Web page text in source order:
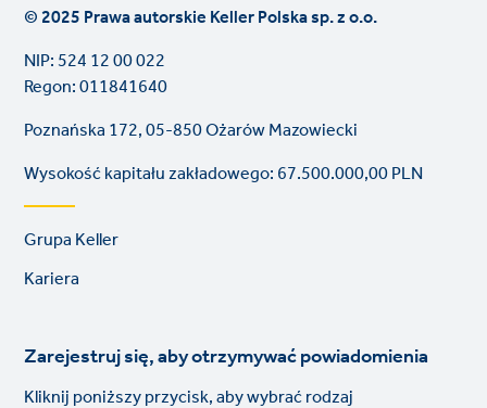
© 2025 Prawa autorskie Keller Polska sp. z o.o.
NIP: 524 12 00 022
Regon: 011841640
Poznańska 172, 05-850 Ożarów Mazowiecki
Wysokość kapitału zakładowego: 67.500.000,00 PLN
Footer
links
Grupa Keller
Kariera
Zarejestruj się, aby otrzymywać powiadomienia
Kliknij poniższy przycisk, aby wybrać rodzaj